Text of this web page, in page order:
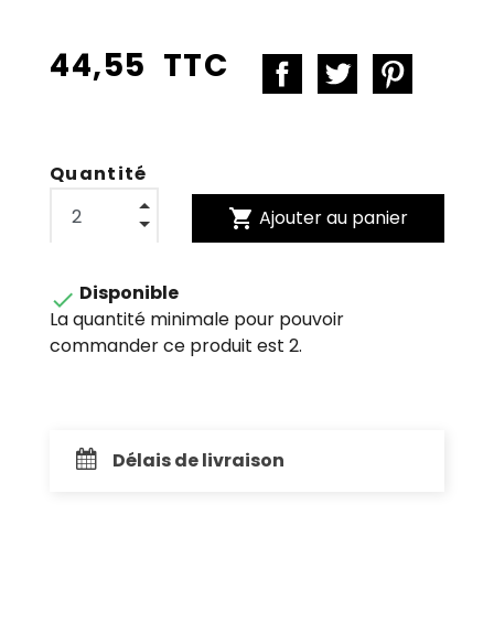
44,55 TTC
Quantité
shopping_cart Ajouter au panier
 Disponible
La quantité minimale pour pouvoir
commander ce produit est 2.
Délais de livraison